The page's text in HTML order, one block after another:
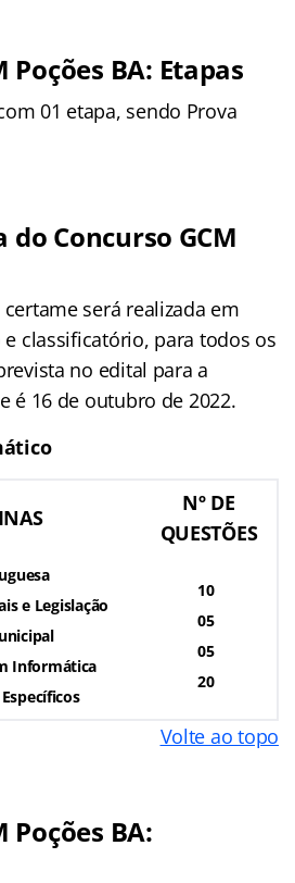
Poções BA: Etapas
01 etapa, sendo Prova
do Concurso GCM
será realizada em
classificatório, para todos os
no edital para a
é 16 de outubro de 2022.
Nº DE
QUESTÕES
e Legislação
Informática
10
05
05
20
Volte ao topo
Poções BA: